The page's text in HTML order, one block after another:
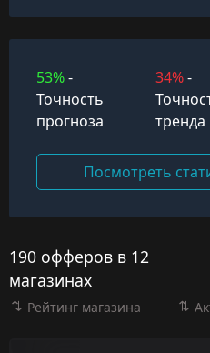
53%-
Точность
прогноза
34%-
тренда
Посмотреть
190 офферов в 12
магазинах
Рейтинг магазина